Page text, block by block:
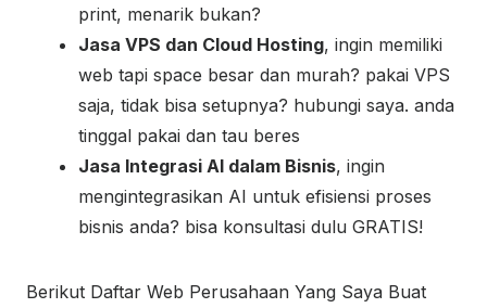
print, menarik bukan?
Jasa VPS dan Cloud Hosting, ingin memiliki
web tapi space besar dan murah? pakai VPS
saja, tidak bisa setupnya? hubungi saya. anda
tinggal pakai dan tau beres
Jasa Integrasi AI dalam Bisnis, ingin
mengintegrasikan AI untuk efisiensi proses
bisnis anda? bisa konsultasi dulu GRATIS!
Berikut Daftar Web Perusahaan Yang Saya Buat